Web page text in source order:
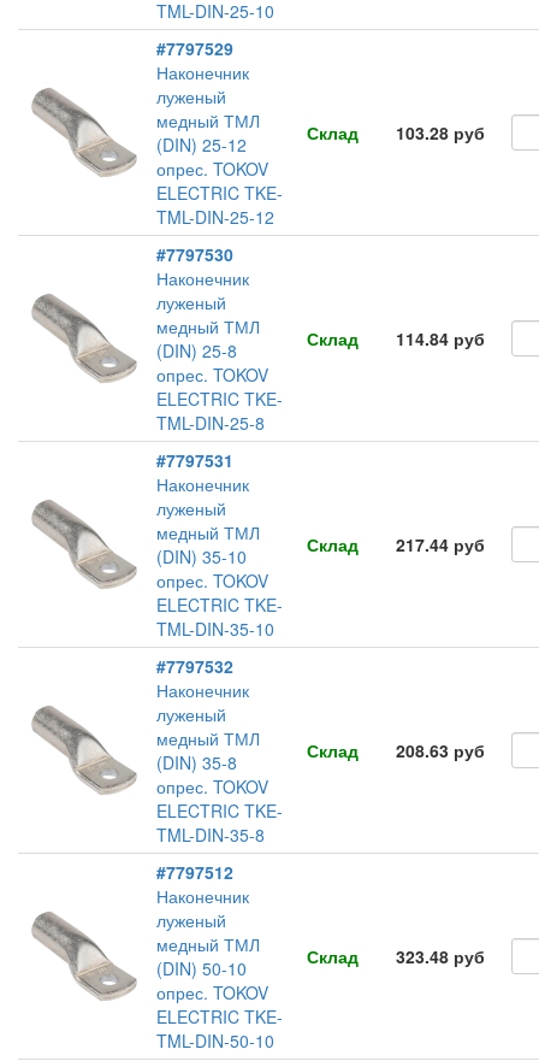
TML-DIN-25-10
#7797529
Наконечник
луженый
медный ТМЛ
(DIN) 25-12
опрес. TOKOV
ELECTRIC TKE-
TML-DIN-25-12
Склад 103.28 руб
#7797530
Наконечник
луженый
медный ТМЛ
(DIN) 25-8
опрес. TOKOV
ELECTRIC TKE-
TML-DIN-25-8
Склад 114.84 руб
#7797531
Наконечник
луженый
медный ТМЛ
(DIN) 35-10
опрес. TOKOV
ELECTRIC TKE-
TML-DIN-35-10
Склад 217.44 руб
#7797532
Наконечник
луженый
медный ТМЛ
(DIN) 35-8
опрес. TOKOV
ELECTRIC TKE-
TML-DIN-35-8
Склад 208.63 руб
#7797512
Наконечник
луженый
медный ТМЛ
(DIN) 50-10
опрес. TOKOV
ELECTRIC TKE-
TML-DIN-50-10
Склад 323.48 руб